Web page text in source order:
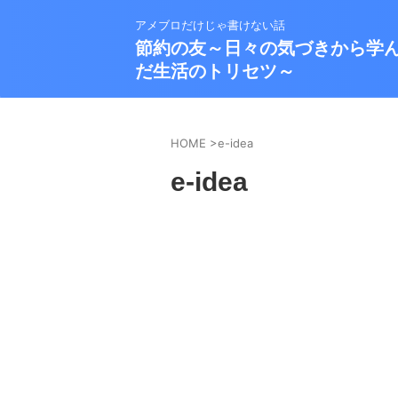
アメブロだけじゃ書けない話
節約の友～日々の気づきから学
だ生活のトリセツ～
HOME >e-idea
e-idea